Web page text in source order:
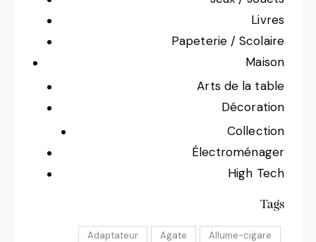
Livres
Papeterie / Scolaire
Maison
Arts de la table
Décoration
Collection
Électroménager
High Tech
Tags
Adaptateur Agate
Allume-cigare